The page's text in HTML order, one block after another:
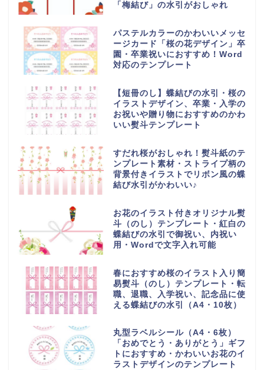
「梅結び」の水引がおしゃれ
パステルカラーのかわいいメッセ
ージカード「桜の花デザイン」卒
園・卒業祝いにおすすめ！Word
対応のテンプレート
【短冊のし】蝶結びの水引・桜の
イラストデザイン、卒業・入学の
お祝いや贈り物におすすめのかわ
いい熨斗テンプレート
すだれ桜がおしゃれ！熨斗紙のテ
ンプレート素材・ストライプ柄の
背景付きイラストでリボン風の蝶
結び水引がかわいい♪
お花のイラスト付きオリジナル熨
斗（のし）テンプレート・紅白の
蝶結びの水引で御祝い、内祝い
用・Wordで文字入れ可能
春におすすめ桜のイラスト入り簡
易熨斗（のし）テンプレート・転
職、退職、入学祝い、記念品に使
える蝶結びの水引（A4・10枚）
丸型ラベルシール（A4・6枚）
「おめでとう・ありがとう」ギフ
トにおすすめ・かわいいお花のイ
ラストデザインのテンプレート